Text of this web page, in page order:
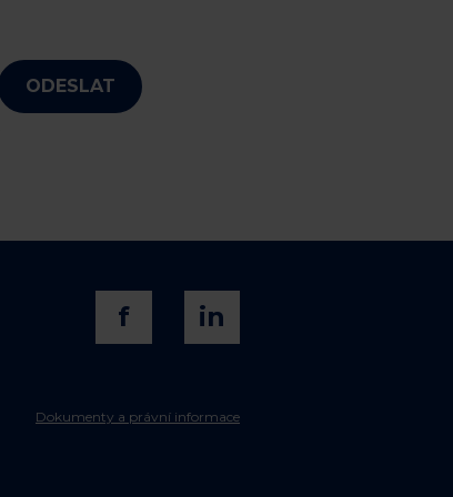
ODESLAT
f in
Dokumenty a právní informace